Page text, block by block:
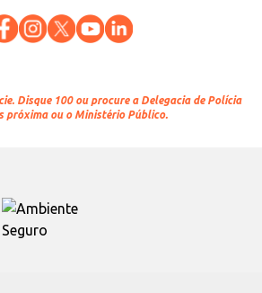
Disque 100 ou procure a Delegacia de Polícia
próxima ou o Ministério Público.